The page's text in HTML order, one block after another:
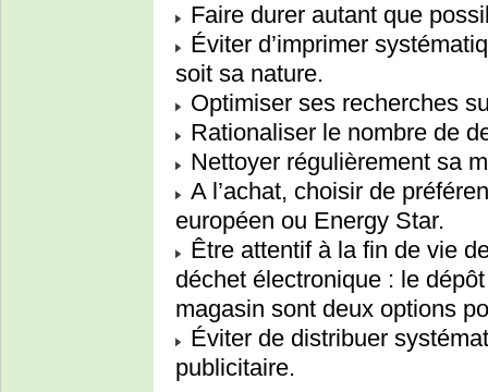
Faire durer autant que
Éviter d’imprimer
soit sa nature.
Optimiser ses recherches
Rationaliser le nombre de
Nettoyer régulièrement sa
A l’achat, choisir de
européen ou Energy Star.
Être attentif à la fin de vie
déchet électronique : le
magasin sont deux options
Éviter de distribuer
publicitaire.